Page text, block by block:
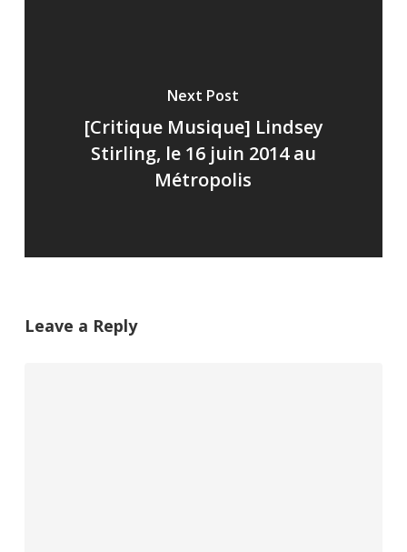
Next Post
[Critique Musique] Lindsey
Stirling, le 16 juin 2014 au
Métropolis
Leave a Reply